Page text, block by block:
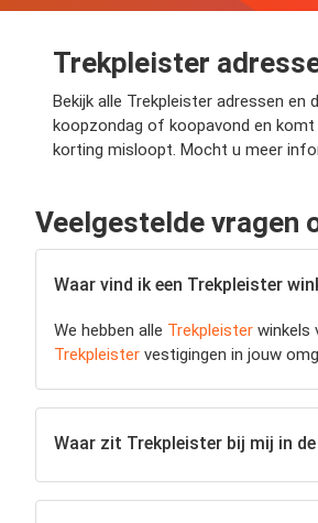
Trekpleister
Bekijk alle Trekpleister adressen
koopzondag of koopavond en
korting misloopt. Mocht u meer
Veelgestelde vragen
Waar vind ik een Trekpleister
We hebben alle Trekpleister winkels
Trekpleister vestigingen in jouw
Waar zit Trekpleister bij mij in